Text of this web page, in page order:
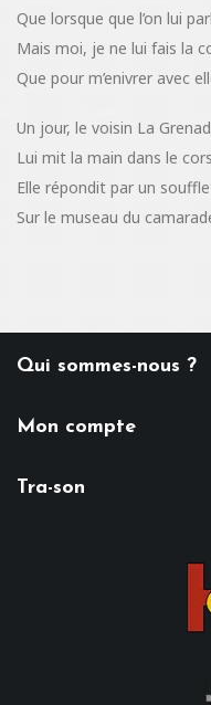
Que lorsque que l’on lui
Mais moi, je ne lui fais la
Que pour m’enivrer avec
Un jour, le voisin La
Lui mit la main dans le
Elle répondit par un
Sur le museau du
Qui sommes-nous ?
Mon compte
Tra-son